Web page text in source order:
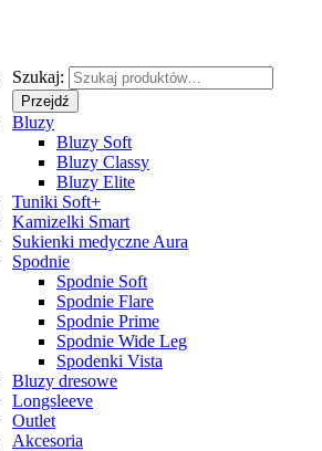
Szukaj:
Przejdź
Bluzy
Bluzy Soft
Bluzy Classy
Bluzy Elite
Tuniki Soft+
Kamizelki Smart
Sukienki medyczne Aura
Spodnie
Spodnie Soft
Spodnie Flare
Spodnie Prime
Spodnie Wide Leg
Spodenki Vista
Bluzy dresowe
Longsleeve
Outlet
Akcesoria